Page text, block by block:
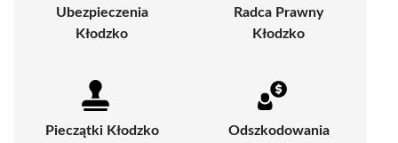
Ubezpieczenia
Kłodzko
Radca Prawny
Kłodzko
Pieczątki Kłodzko
Odszkodowania